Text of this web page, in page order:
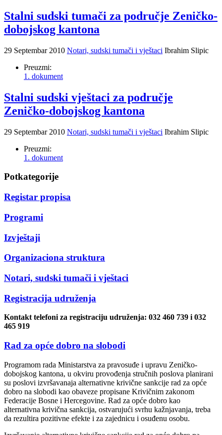
Stalni sudski tumači za područje Zeničko-
dobojskog kantona
29 Septembar 2010 Notari, sudski tumači i vještaci Ibrahim Slipic
Preuzmi:
1. dokument
Stalni sudski vještaci za područje
Zeničko-dobojskog kantona
29 Septembar 2010 Notari, sudski tumači i vještaci Ibrahim Slipic
Preuzmi:
1. dokument
Potkategorije
Registar propisa
Programi
Izvještaji
Organizaciona struktura
Notari, sudski tumači i vještaci
Registracija udruženja
Kontakt telefoni za registraciju udruženja: 032 460 739 i 032
465 919
Rad za opće dobro na slobodi
Programom rada Ministarstva za pravosuđe i upravu Zeničko-
dobojskog kantona, u okviru provođenja stručnih poslova planirani
su poslovi izvršavanaja alternativne krivične sankcije rad za opće
dobro na slobodi kao obaveze propisane Krivičnim zakonom
Federacije Bosne i Hercegovine. Rad za opće dobro kao
alternativna krivična sankcija, ostvarujući svrhu kažnjavanja, treba
da rezultira pozitivne efekte i za zajednicu i osuđenu osobu.